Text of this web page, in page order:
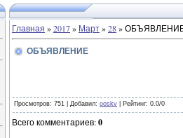
Главная »2017» Март»28»
ОБЪЯВЛЕНИЕ
Просмотров: 751 | Добавил: ooskv Рейтинг: 0.0/0
Всего комментариев:0